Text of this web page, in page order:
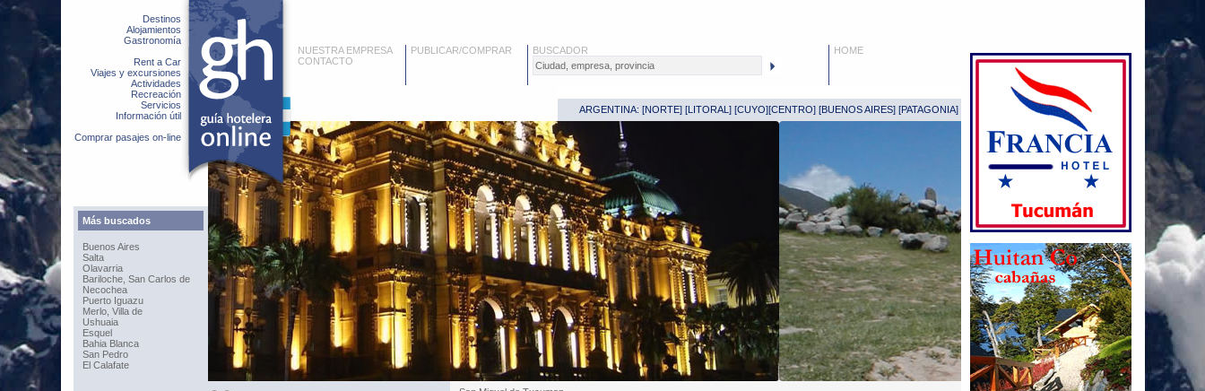
Destinos
Alojamientos
Gastronomía
Rent a Car
Viajes y excursiones
Actividades
Recreación
Servicios
Información útil
Comprar pasajes on-line
Más buscados
Buenos Aires
Salta
Olavarria
Bariloche, San Carlos de
Necochea
Puerto Iguazu
Merlo, Villa de
Ushuaia
Esquel
Bahia Blanca
San Pedro
El Calafate
NUESTRA EMPRESA
CONTACTO
PUBLICAR/COMPRAR BUSCADOR HOME
ARGENTINA: [NORTE] [LITORAL ] [CUYO][CENTRO] [BUENOS AIRES] [PATAGONIA]